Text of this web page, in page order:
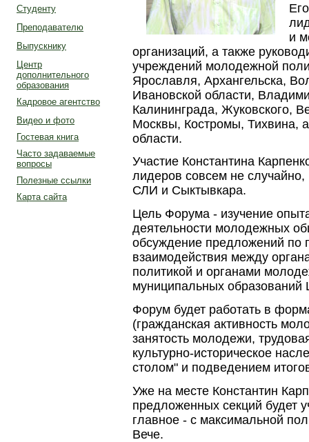
Студенту
Преподавателю
Выпускнику
Центр
дополнительного
образования
Кадровое агентство
Видео и фото
Гостевая книга
Часто задаваемые
вопросы
Полезные ссылки
Карта сайта
и
организаций, а также
учреждений молодежной
Ярославля, Архангельска,
Ивановской области,
Калининграда, Жуковского,
Москвы, Костромы, Тихвина,
области.
Участие Константина
лидеров совсем не случайно,
СЛИ и Сыктывкара.
Цель Форума - изучение
деятельности молодежных
обсуждение предложений
взаимодействия между
политикой и органами
муниципальных
Форум будет работать в
(гражданская активность
занятость молодежи,
культурно-историческое
столом" и подведением
Уже на месте Константин
предложенных секций будет
главное - с максимальной
Вече.